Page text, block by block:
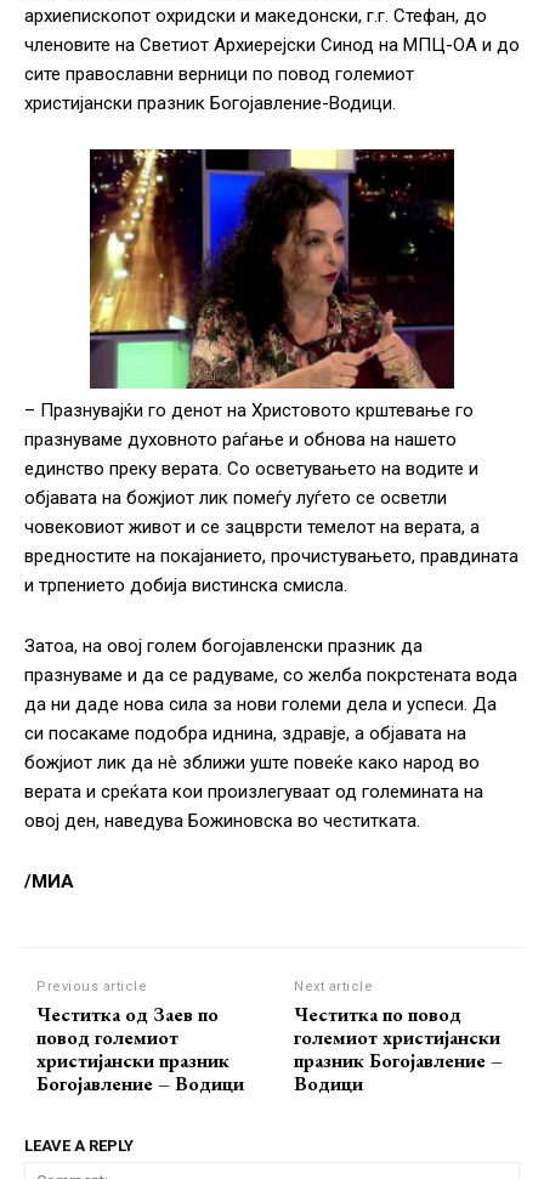
архиепископот охридски и македонски, г.г. Стефан, до
членовите на Светиот Архиерејски Синод на МПЦ-ОА и до
сите православни верници по повод големиот
христијански празник Богојавление-Водици.
– Празнувајќи го денот на Христовото крштевање го
празнуваме духовното раѓање и обнова на нашето
единство преку верата. Со осветувањето на водите и
објавата на божјиот лик помеѓу луѓето се осветли
човековиот живот и се зацврсти темелот на верата, а
вредностите на покајанието, прочистувањето, правдината
и трпението добија вистинска смисла.
Затоа, на овој голем богојавленски празник да
празнуваме и да се радуваме, со желба покрстената вода
да ни даде нова сила за нови големи дела и успеси. Да
си посакаме подобра иднина, здравје, а објавата на
божјиот лик да нè зближи уште повеќе како народ во
верата и среќата кои произлегуваат од големината на
овој ден, наведува Божиновска во честитката.
/МИА
Previous article
Честитка од Заев по
повод големиот
христијански празник
Богојавление – Водици
Next article
Честитка по повод
големиот христијански
празник Богојавление –
Водици
LEAVE A REPLY